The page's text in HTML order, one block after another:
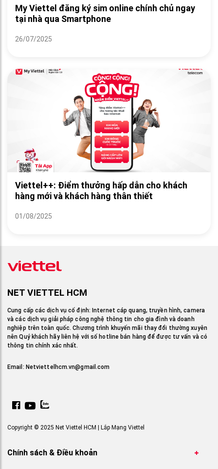
My Viettel đăng ký sim online chính chủ ngay
tại nhà qua Smartphone
26/07/2025
Viettel++: Điểm thưởng hấp dẫn cho khách
hàng mới và khách hàng thân thiết
01/08/2025
NET VIETTEL HCM
Cung cấp các dịch vụ cố định: Internet cáp quang, truyền hình, camera
và các dịch vụ giải pháp công nghệ thông tin cho gia đình và doanh
nghiệp trên toàn quốc. Chương trình khuyến mãi thay đổi thường xuyên
nên Quý khách hãy liên hệ với số hotline bán hàng để được tư vấn và có
thông tin chính xác nhất.
Email: Netviettelhcm.vn@gmail.com
Copyright © 2025 Net Viettel HCM | Lắp Mạng Viettel
Chính sách & Điều khoản